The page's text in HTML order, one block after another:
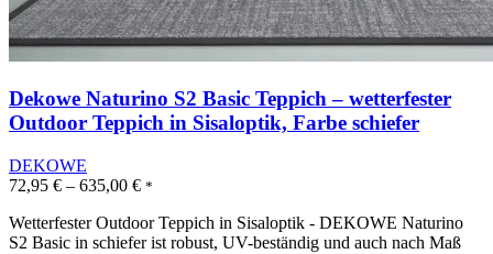
Dekowe Naturino S2 Basic Teppich – wetterfester
Outdoor Teppich in Sisaloptik, Farbe schiefer
DEKOWE
72,95 € – 635,00 € *
Wetterfester Outdoor Teppich in Sisaloptik - DEKOWE Naturino
S2 Basic in schiefer ist robust, UV-beständig und auch nach Maß